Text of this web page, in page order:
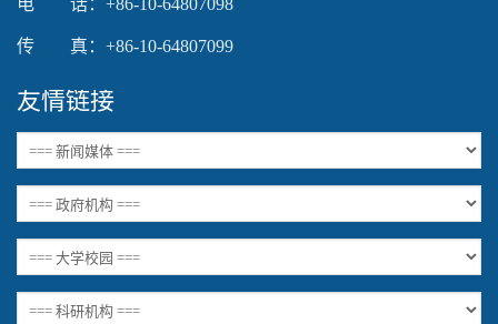
传 真：+86-10-64807099
友情链接